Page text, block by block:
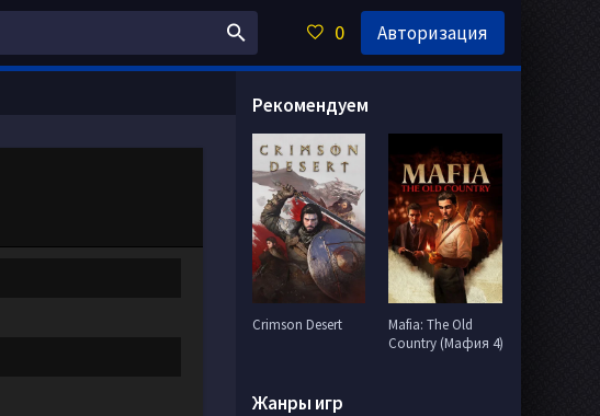
Рекомендуем
Crimson Desert
Mafia: The Old
Country (Мафия 4)
Жанры игр
0 Авторизация